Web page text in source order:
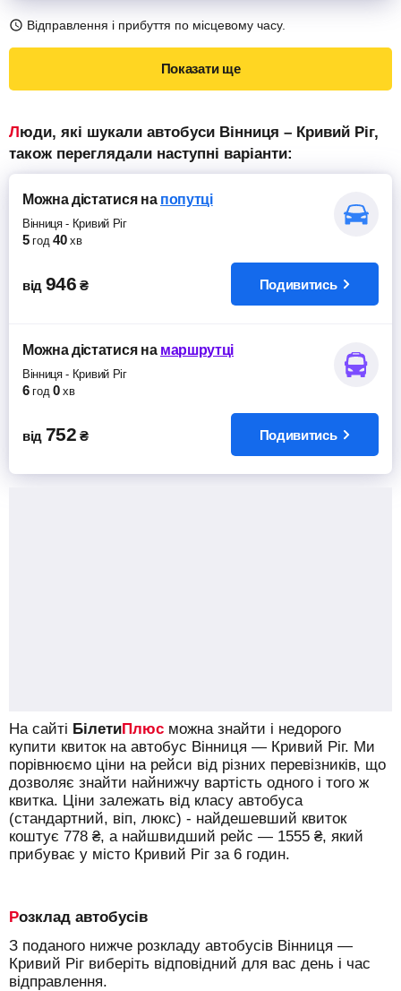
Відправлення і прибуття по місцевому часу.
Показати ще
Люди, які шукали автобуси Вінниця – Кривий Ріг,
також переглядали наступні варіанти:
Можна дістатисяна попутці
Вінниця- Кривий Ріг
5 год 40 хв
від 946 ₴ Подивитись
Можна дістатисяна маршрутці
Вінниця- Кривий Ріг
6 год 0 хв
від 752 ₴ Подивитись
На сайті БілетиПлюс можна знайти і недорого
купити квиток на автобус Вінниця — Кривий Ріг. Ми
порівнюємо ціни на рейси від різних перевізників, що
дозволяє знайти найнижчу вартість одного і того ж
квитка. Ціни залежать від класу автобуса
(стандартний, віп, люкс) - найдешевший квиток
коштує 778 ₴, а найшвидший рейс — 1555 ₴, який
прибуває у місто Кривий Ріг за 6 годин.
Розклад автобусів
З поданого нижче розкладу автобусів Вінниця —
Кривий Ріг виберіть відповідний для вас день і час
відправлення.